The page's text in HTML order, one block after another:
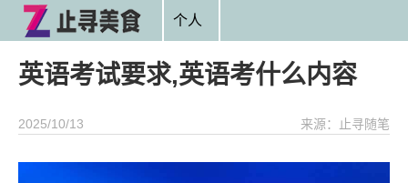
个人
英语考试要求,英语考什么内容
2025/10/13 来源：止寻随笔